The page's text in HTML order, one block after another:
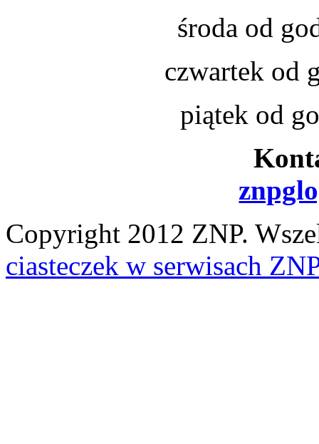
środa od
czwartek od
piątek od
Copyright 2012 ZNP.
ciasteczek w serwisach